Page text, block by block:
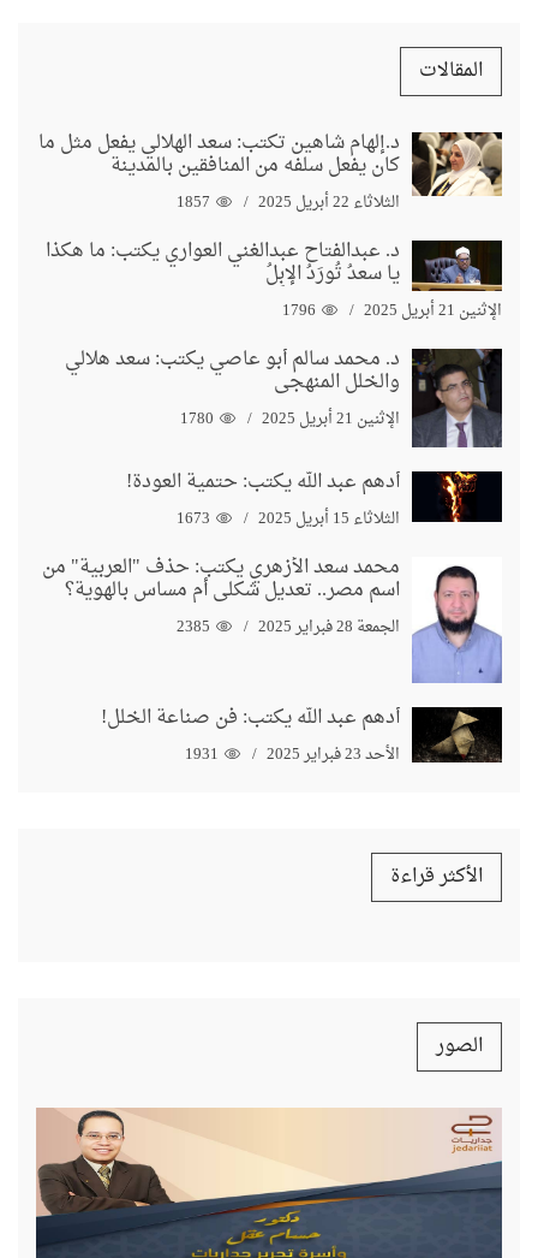
المقالات
د.إلهام شاهين تكتب: سعد الهلالي يفعل مثل ما
كان يفعل سلفه من المنافقين بالمدينة
الثلاثاء 22 أبريل 2025 1857
د. عبدالفتاح عبدالغني العواري يكتب: ما هكذا
يا سعدُ تُورَدُ الإبِلُ
الإثنين 21 أبريل 2025 1796
د. محمد سالم أبو عاصي يكتب: سعد هلالي
والخلل المنهجي
الإثنين 21 أبريل 2025 1780
أدهم عبد الله يكتب: حتمية العودة!
الثلاثاء 15 أبريل 2025 1673
محمد سعد الأزهري يكتب: حذف "العربية" من
اسم مصر.. تعديل شكلي أم مساس بالهوية؟
الجمعة 28 فبراير 2025 2385
أدهم عبد الله يكتب: فن صناعة الخلل!
الأحد 23 فبراير 2025 1931
الأكثر قراءة
الصور